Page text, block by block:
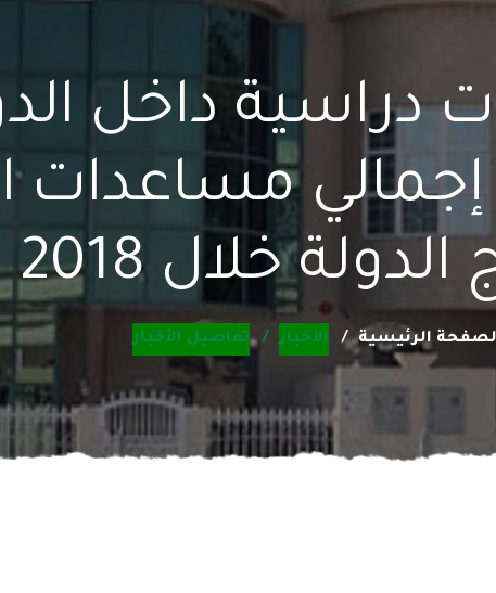
دراسية داخل
مليون إجمالي
خلال 2018
الرئيسية الأخبار تفاصيل الأخبار